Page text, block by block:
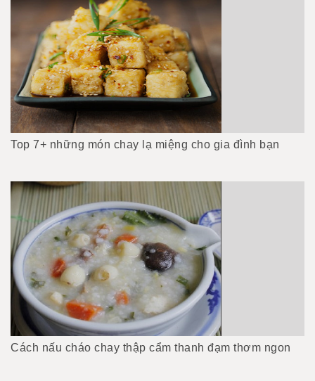
Top 7+ những món chay lạ miệng cho gia đình bạn
Cách nấu cháo chay thập cẩm thanh đạm thơm ngon